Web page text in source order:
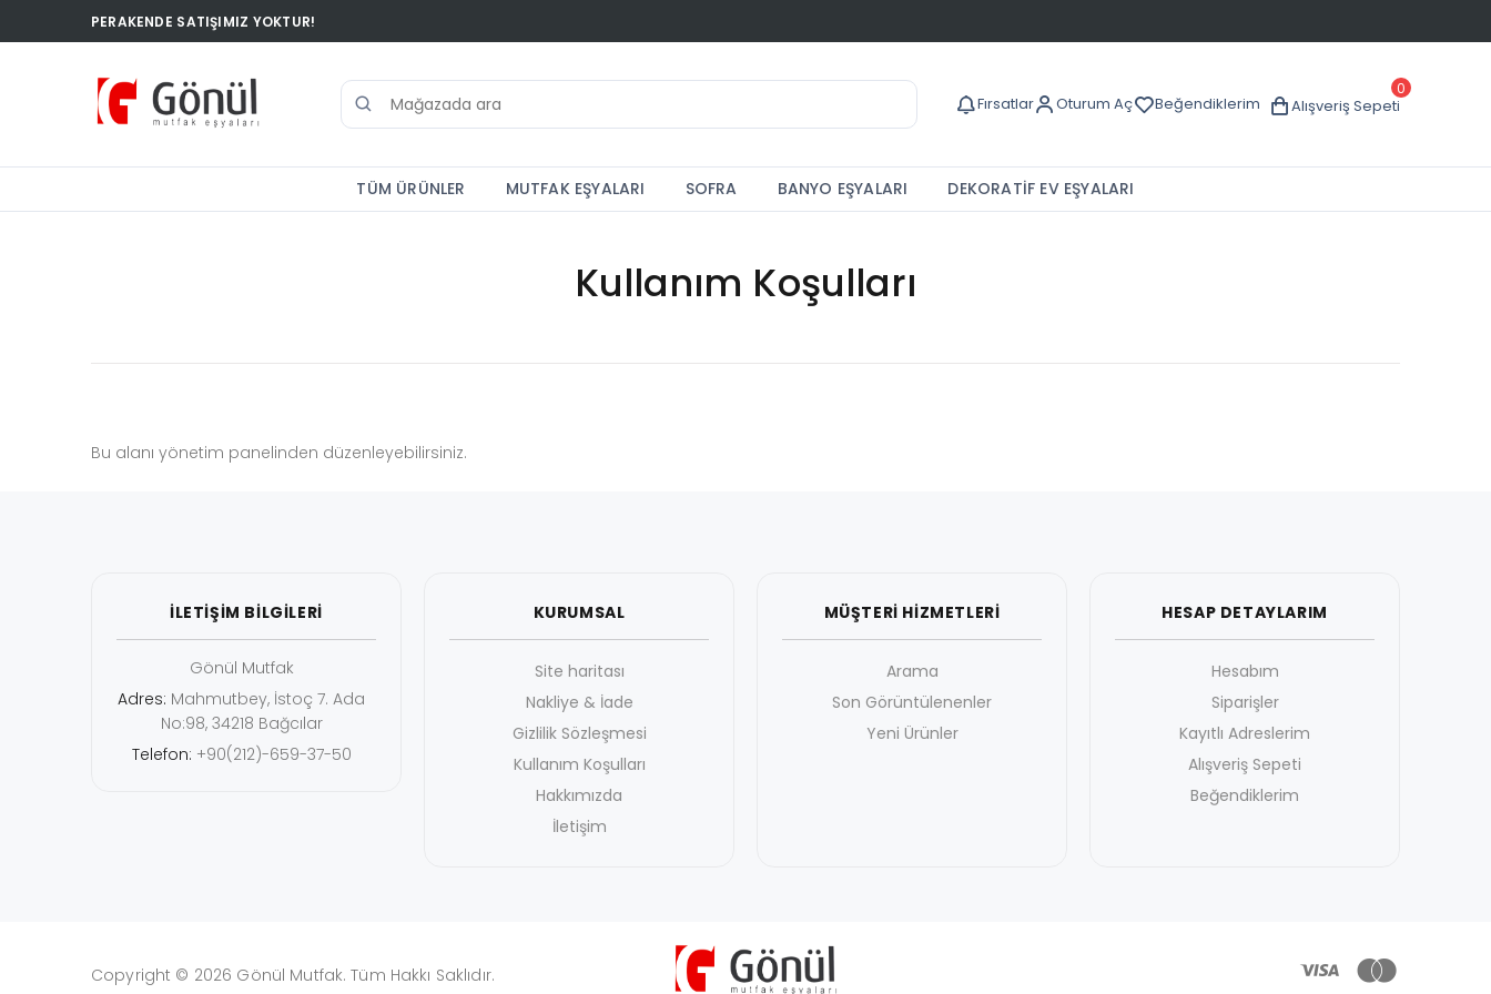
PERAKENDE SATIŞIMIZ YOKTUR!
Fırsatlar Oturum Aç Beğendiklerim Alışveriş Sepeti
0
TÜM ÜRÜNLER MUTFAK EŞYALARI SOFRA BANYO EŞYALARI DEKORATİF EV EŞYALARI
Kullanım Koşulları
Bu alanı yönetim panelinden düzenleyebilirsiniz.
İLETİŞİM BİLGİLERİ
Gönül Mutfak
Adres: Mahmutbey, İstoç 7. Ada
No:98, 34218 Bağcılar
Telefon: +90(212)-659-37-50
KURUMSAL
Site haritası
Nakliye & İade
Gizlilik Sözleşmesi
Kullanım Koşulları
Hakkımızda
İletişim
MÜŞTERİ HİZMETLERİ
Arama
Son Görüntülenenler
Yeni Ürünler
HESAP DETAYLARIM
Hesabım
Siparişler
Kayıtlı Adreslerim
Alışveriş Sepeti
Beğendiklerim
Copyright © 2026 Gönül Mutfak. Tüm Hakkı Saklıdır.